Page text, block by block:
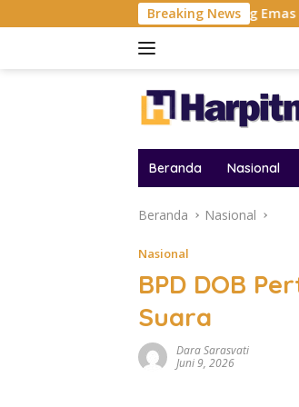
ke
Breaking News
Tambang Emas RI Ini Kini
Beranda Nasional
Beranda Nasional
Nasional
BPD DOB
Suara
Dara Sarasvati
Juni 9, 2026